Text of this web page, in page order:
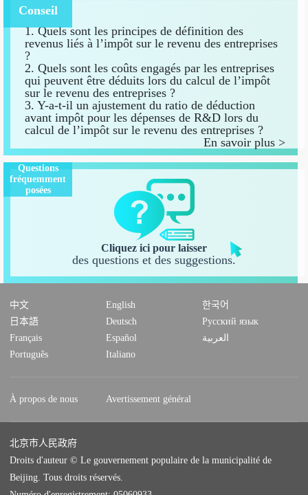
Conseil
1. Quels sont les principes de définition des
revenus liés à l’impôt sur le revenu des entreprises
?
2. Quels sont les coûts engagés par les entreprises
qui peuvent être déduits lors du calcul de l’impôt
sur le revenu des entreprises ?
3. Y-a-t-il un ajustement du ratio de déduction
avant impôt pour les dépenses de R&D lors du
calcul de l’impôt sur le revenu des entreprises ?
En savoir plus >
Questions
fréquemment
posées
Cliquez ici pour laisser
des questions et des suggestions.
中文 English
한국어
日本語
Deutsch
Русский язык
Français
Español
العربية
Português
Italiano
À propos de nous Avertissement général
北京市人民政府
Droits d'auteur © Le gouvernement populaire de la municipalité de
Beijing. Tous droits réservés.